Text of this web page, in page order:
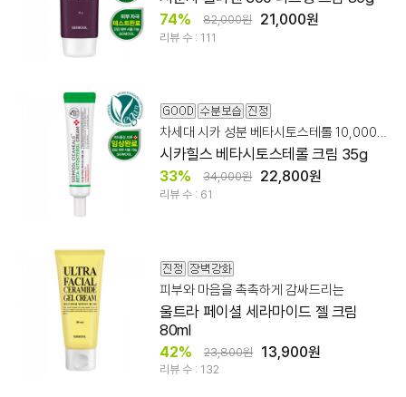
74% 82,000원 21,000원
리뷰 수 : 111
차세대 시카 성분 베타시토스테롤 10,000ppm + 판테놀
시카힐스 베타시토스테롤 크림 35g
33% 34,000원 22,800원
리뷰 수 : 61
피부와 마음을 촉촉하게 감싸드리는
울트라 페이셜 세라마이드 젤 크림
80ml
42% 23,800원 13,900원
리뷰 수 : 132